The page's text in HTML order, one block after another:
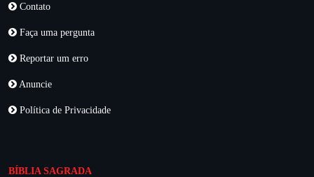
Contato
Faça uma pergunta
Reportar um erro
Anuncie
Política de Privacidade
BÍBLIA SAGRADA